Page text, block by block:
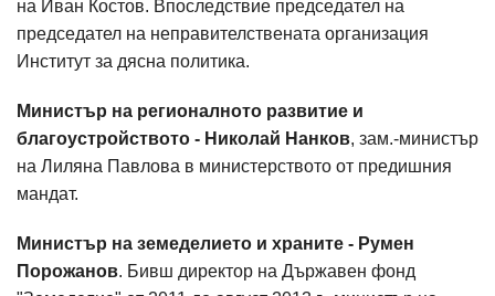
на Иван Костов. Впоследствие председател на
председател на неправителствената организация
Институт за дясна политика.
Министър на регионалното развитие и
благоустройството - Николай Нанков, зам.-министър
на Лиляна Павлова в министерството от предишния
мандат.
Министър на земеделието и храните - Румен
Порожанов. Бивш директор на Държавен фонд